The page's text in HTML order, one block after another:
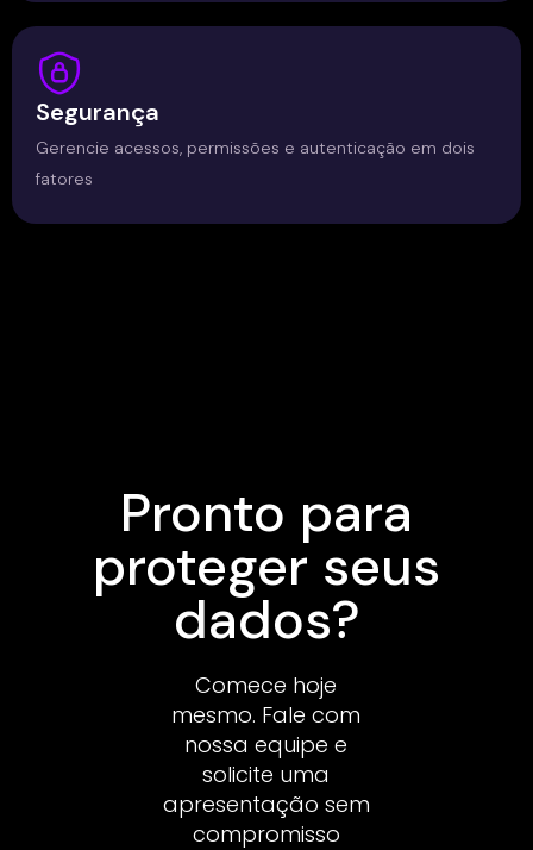
Segurança
Gerencie acessos, permissões e autenticação em dois
fatores
Pronto para
proteger seus
dados?
Comece hoje
mesmo. Fale com
nossa equipe e
solicite uma
apresentação sem
compromisso